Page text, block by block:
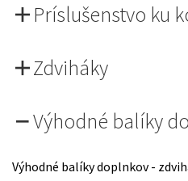
Príslušenstvo ku
Zdviháky
Výhodné balíky
Výhodné balíky doplnkov -